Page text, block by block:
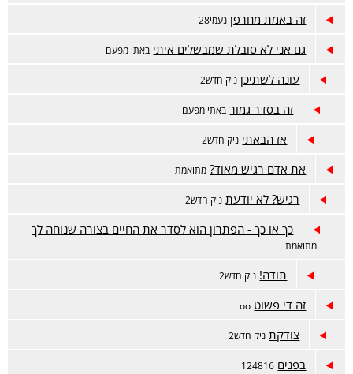
זה באמת מחרפן נעמי28
גם אני לא סובלת שמבשלים איתי באתי מפעם
עונה לשתיכן ניק חדש2
זה בסדר גמור באתי מפעם
אז הבאתי ניק חדש2
את אדם רגיש מאוד? מתואמת
רגיש? לא יודעת ניק חדש2
כך או כך - הפתרון הוא לסדר את החיים בצורה שנוחה לך
מתואמת
תודה! ניק חדש2
זה די פשוט oo
צודקת ניק חדש2
בפנים 124816